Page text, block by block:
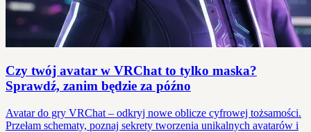
Czy twój avatar w VRChat to tylko maska?
Sprawdź, zanim będzie za późno
Avatar do gry VRChat – odkryj nowe oblicze cyfrowej tożsamości.
Przełam schematy, poznaj sekrety tworzenia unikalnych avatarów i